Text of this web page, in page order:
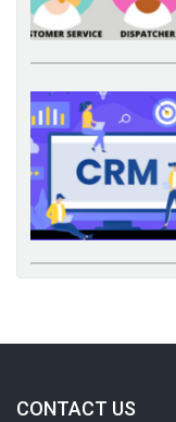
CONTACT US